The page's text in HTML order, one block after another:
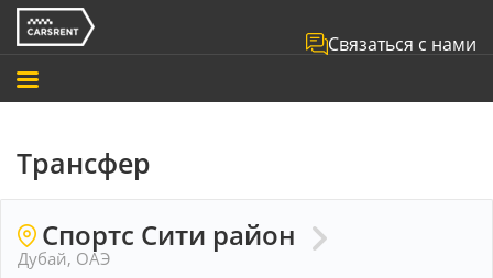
Связаться с нами
Трансфер
Спортс Сити район
Дубай, ОАЭ